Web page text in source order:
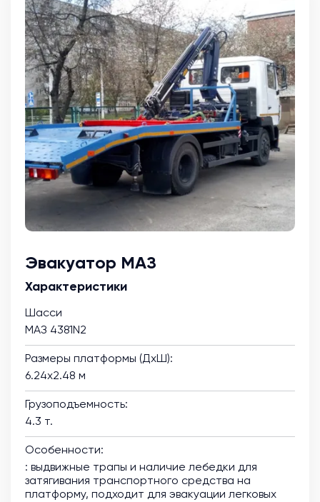
Эвакуатор МАЗ
Характеристики
Шасси
МАЗ 4381N2
Размеры платформы (ДхШ):
6.24х2.48 м
Грузоподъемность:
4.3 т.
Особенности:
: выдвижные трапы и наличие лебедки для
затягивания транспортного средства на
платформу, подходит для эвакуации легковых